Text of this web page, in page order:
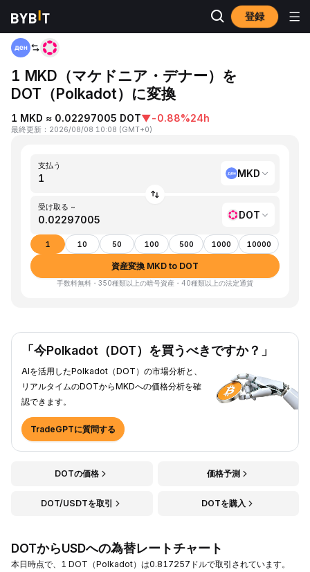
登録
ホーム MKD to DOT
1 MKD（マケドニア・デナー）を
DOT（Polkadot）に変換
1 MKD ≈ 0.02297005 DOT▼-0.88%24h
最終更新 ： 2026/08/08 10:08 (GMT+0)
支払う
MKD
受け取る ~
DOT
1 10 50 100 500 1000 10000
資産変換 MKD to DOT
手数料無料・350種類以上の暗号資産・40種類以上の法定通貨
「今Polkadot（DOT）を買うべきですか？」
AIを活用したPolkadot（DOT）の市場分析と、
リアルタイムのDOTからMKDへの価格分析を確
認できます。
TradeGPTに質問する
DOTの価格 価格予測
DOT/USDTを取引 DOTを購入
DOTからUSDへの為替レートチャート
本日時点で、1 DOT（Polkadot）は0.817257ドルで取引されています。